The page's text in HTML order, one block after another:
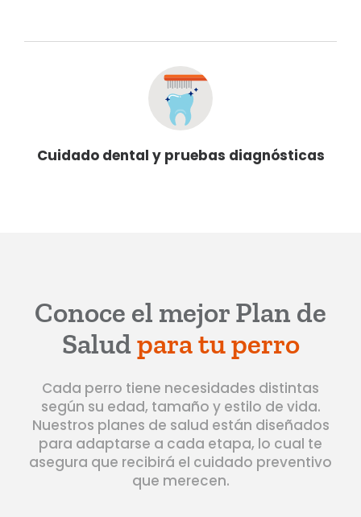
Cuidado dental y pruebas diagnósticas
Conoce el mejor Plan de
Saludpara tu perro
Cada perro tiene necesidades distintas
según su edad, tamaño y estilo de vida.
Nuestros planes de salud están diseñados
para adaptarse a cada etapa, lo cual te
asegura que recibirá el cuidado preventivo
que merecen.